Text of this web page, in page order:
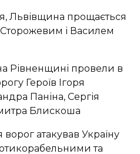
Львівщина прощається
і Василем
Рівненщині провели в
Героїв Ігоря
Паніна, Сергія
Блискоша
атакував Україну
та